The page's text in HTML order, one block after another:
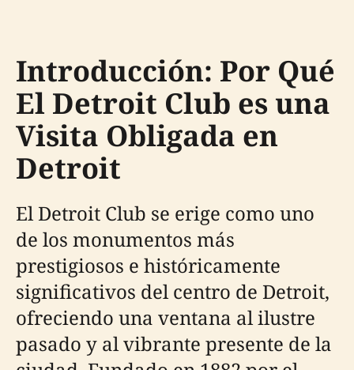
Introducción: Por Qué
El Detroit Club es una
Visita Obligada en
Detroit
El Detroit Club se erige como uno
de los monumentos más
prestigiosos e históricamente
significativos del centro de Detroit,
ofreciendo una ventana al ilustre
pasado y al vibrante presente de la